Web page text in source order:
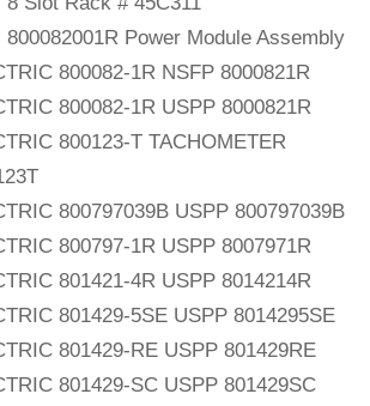
Power Module Assembly
800082-1R NSFP 8000821R
800082-1R USPP 8000821R
800123-T TACHOMETER
800797039B USPP 800797039B
800797-1R USPP 8007971R
801421-4R USPP 8014214R
801429-5SE USPP 8014295SE
801429-RE USPP 801429RE
801429-SC USPP 801429SC